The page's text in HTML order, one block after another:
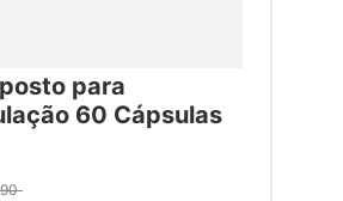
para
60 Cápsulas
90